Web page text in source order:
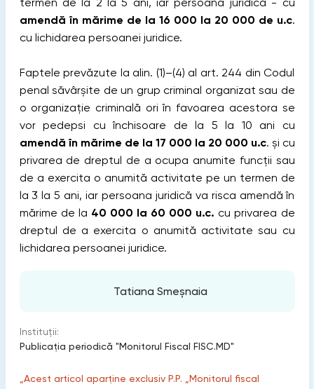
amendă în mărime de la 16 000 la 20 000 de u.c.
cu lichidarea persoanei juridice.
Faptele prevăzute la alin. (1)–(4) al art. 244 din Codul
penal săvârșite de un grup criminal organizat sau de
o organizație criminală ori în favoarea acestora se
vor pedepsi cu închisoare de la 5 la 10 ani cu
amendă în mărime de la 17 000 la 20 000 u.c. și cu
privarea de dreptul de a ocupa anumite funcții sau
de a exercita o anumită activitate pe un termen de
la 3 la 5 ani, iar persoana juridică va risca amendă în
mărime de la 40 000 la 60 000 u.c. cu privarea de
dreptul de a exercita o anumită activitate sau cu
lichidarea persoanei juridice.
Tatiana Smeșnaia
Instituții:
Publicaţia periodică "Monitorul Fiscal FISC.MD"
„Acest articol aparține exclusiv P.P. „Monitorul fiscal